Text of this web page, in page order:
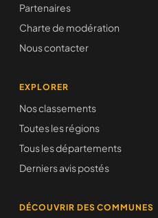
Partenaires
Charte de modération
Nous contacter
EXPLORER
Nos classements
Toutes les régions
Tous les départements
Derniers avis postés
DÉCOUVRIR DES COMMUNES